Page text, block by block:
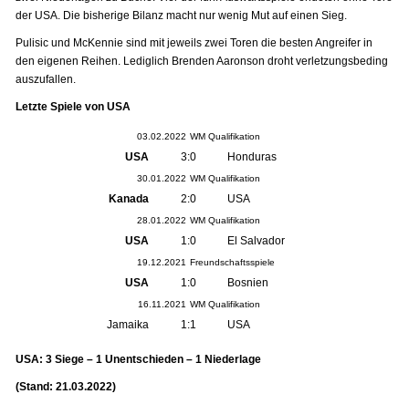
der USA. Die bisherige Bilanz macht nur wenig Mut auf einen Sieg.
Pulisic und McKennie sind mit jeweils zwei Toren die besten Angreifer in
den eigenen Reihen. Lediglich Brenden Aaronson droht verletzungsbeding
auszufallen.
Letzte Spiele von USA
03.02.2022 WM Qualifikation
USA 3:0 Honduras
30.01.2022 WM Qualifikation
Kanada 2:0 USA
28.01.2022 WM Qualifikation
USA 1:0 El Salvador
19.12.2021 Freundschaftsspiele
USA 1:0 Bosnien
16.11.2021 WM Qualifikation
Jamaika 1:1 USA
USA: 3 Siege – 1 Unentschieden – 1 Niederlage
(Stand: 21.03.2022)